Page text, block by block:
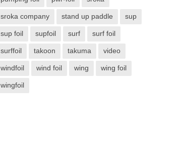
sroka company stand up paddle sup
sup foil supfoil surf surf foil
surffoil takoon takuma video
windfoil wind foil wing wing foil
wingfoil